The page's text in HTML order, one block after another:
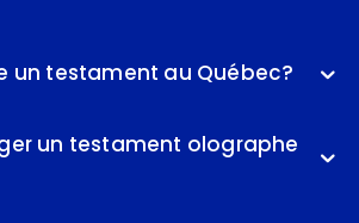
un testament au Québec?
un testament olographe